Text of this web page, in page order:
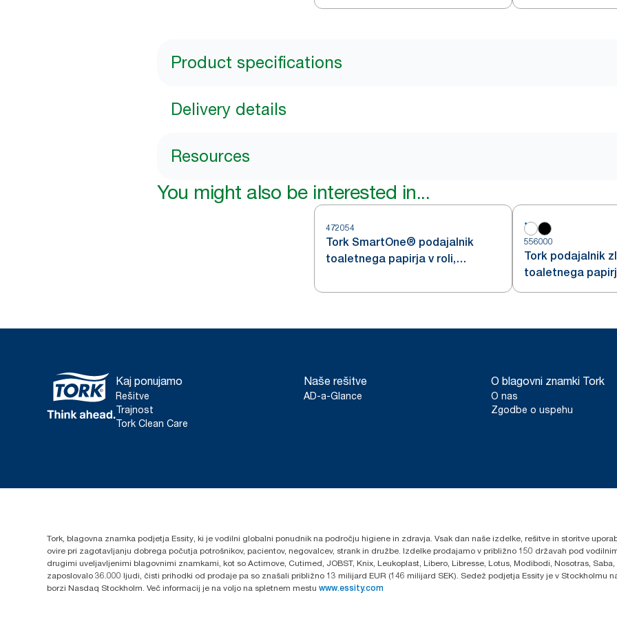
Product specifications
Delivery details
Resources
You might also be interested in...
472054
Tork SmartOne® podajalnik
toaletnega papirja v roli,
556000
Tork podajalnik
toaletnega
Kaj ponujamo
Rešitve
Trajnost
Tork Clean Care
Naše rešitve
AD-a-Glance
O blagovni znamki Tork
O nas
Zgodbe o uspehu
Tork, blagovna znamka podjetja Essity, ki je vodilni globalni ponudnik na področju higiene in zdravja. Vsak dan naše izdelke, rešitve in storitve
ovire pri zagotavljanju dobrega počutja potrošnikov, pacientov, negovalcev, strank in družbe. Izdelke prodajamo v približno 150 državah pod
drugimi uveljavljenimi blagovnimi znamkami, kot so Actimove, Cutimed, JOBST, Knix, Leukoplast, Libero, Libresse, Lotus, Modibodi, Nosotras,
zaposlovalo 36.000 ljudi, čisti prihodki od prodaje pa so znašali približno 13 milijard EUR (146 milijard SEK). Sedež podjetja Essity je v Stockholmu
borzi Nasdaq Stockholm. Več informacij je na voljo na spletnem mestu www.essity.com